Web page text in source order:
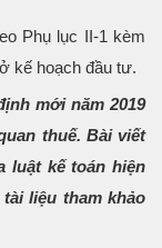
Phụ lục II-1 kèm
kế hoạch đầu tư.
mới năm 2019
thuế. Bài viết
luật kế toán hiện
liệu tham khảo